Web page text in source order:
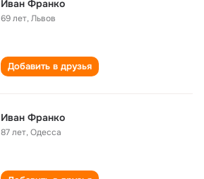
Иван Франко
69 лет,Львов
Добавить в друзья
Иван Франко
87 лет,Одесса